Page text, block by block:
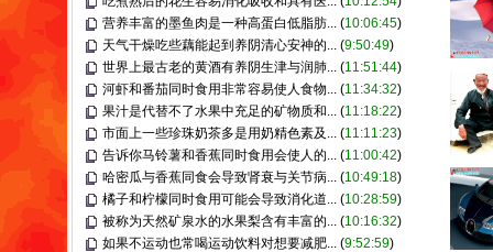
营养丰富的墨鱼肉是一种高蛋白低脂肪... (10:06:45)
天气干燥吃些藕能起到养阴清心安神的... (9:50:49)
世界上最古老的黄酒有养阴生津与润肺... (11:51:44)
河虾和番茄同时食用非常容易使人食物... (11:34:32)
果汁是代替不了水果中充足的矿物质和... (11:18:22)
市面上一些珍珠奶茶多是用奶精色素及... (11:11:23)
告诉你马铃薯和香蕉同时食用会使人的... (11:00:42)
哈密瓜与香蕉同食会导致肾衰与关节病... (10:49:18)
橘子和柠檬同时食用可能会导致消化道... (10:28:59)
被称为天然矿泉水的水果梨含有丰富的... (10:16:32)
如果不运动也常喝运动饮料对想要减肥... (9:52:59)